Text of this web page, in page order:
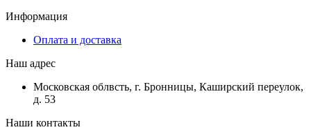
Информация
Оплата и доставка
Наш адрес
Московская облвсть, г. Бронницы, Каширский переулок,
д. 53
Наши контакты